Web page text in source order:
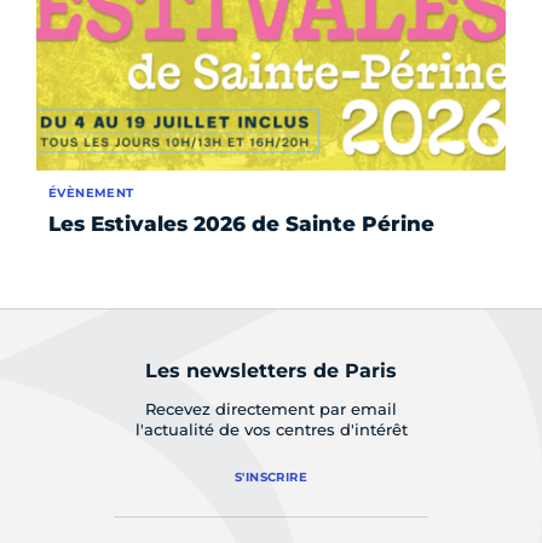
Les Estivales 2026 de Sainte Périne
ÉVÈNEMENT
Les newsletters de Paris
Recevez directement par email
l'actualité de vos centres d'intérêt
S'INSCRIRE